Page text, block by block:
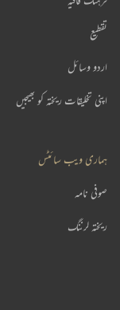
تقطیع
اردو وسائل
اپنی تخلیقات ریختہ کو بھیجیں
ہماری ویب سائٹس
صوفی نامہ
ریختہ لرننگ